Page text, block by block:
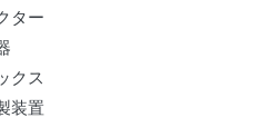
ター
クス
装置